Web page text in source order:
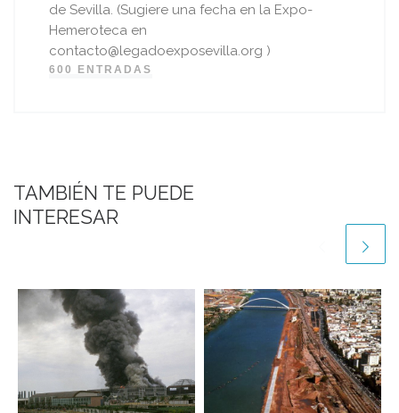
de Sevilla. (Sugiere una fecha en la Expo-
Hemeroteca en
contacto@legadoexposevilla.org )
600 ENTRADAS
TAMBIÉN TE PUEDE
INTERESAR